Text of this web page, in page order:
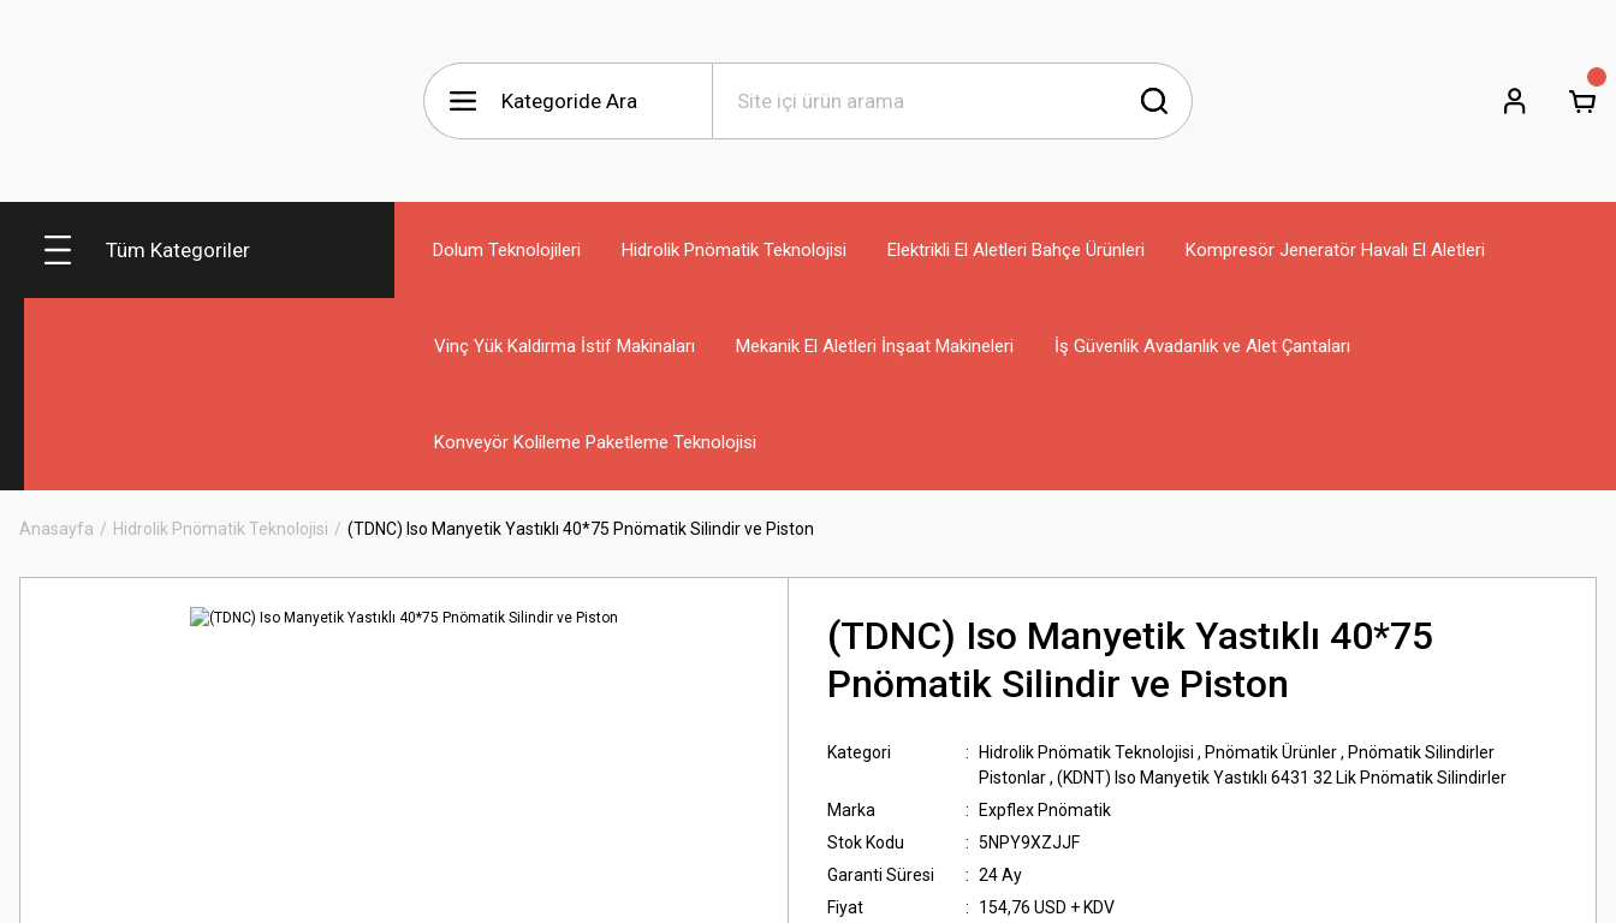
Tüm Kategoriler Dolum Teknolojileri Hidrolik Pnömatik Teknolojisi Elektrikli El Aletleri Bahçe Ürünleri Kompresör Jeneratör Havalı El Aletleri
Vinç Yük Kaldırma İstif Makinaları Mekanik El Aletleri İnşaat Makineleri İş Güvenlik Avadanlık ve Alet Çantaları
Konveyör Kolileme Paketleme Teknolojisi
Anasayfa Hidrolik Pnömatik Teknolojisi (TDNC) Iso Manyetik Yastıklı 40*75 Pnömatik Silindir ve Piston
(TDNC) Iso Manyetik Yastıklı 40*75
Pnömatik Silindir ve Piston
Kategori Hidrolik Pnömatik Teknolojisi , Pnömatik Ürünler, Pnömatik Silindirler
Pistonlar, (KDNT) Iso Manyetik Yastıklı 6431 32 Lik Pnömatik Silindirler
Marka
Expflex Pnömatik
Stok Kodu
5NPY9XZJJF
Garanti Süresi
24 Ay
Fiyat
154,76 USD + KDV